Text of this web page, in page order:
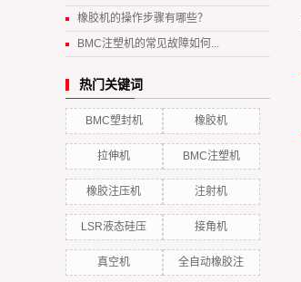
橡胶机的操作步骤有哪些？
BMC注塑机的常见故障如何...
热门关键词
BMC塑封机 橡胶机
拉伸机 BMC注塑机
橡胶注压机 注射机
LSR液态硅压 接角机
真空机 全自动橡胶注